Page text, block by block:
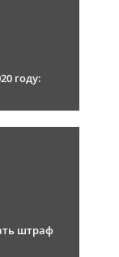
году:
штраф